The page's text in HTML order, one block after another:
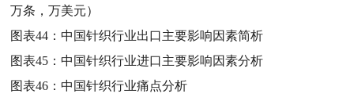
万条，万美元）
图表44：中国针织行业出口主要影响因素简析
图表45：中国针织行业进口主要影响因素分析
图表46：中国针织行业痛点分析